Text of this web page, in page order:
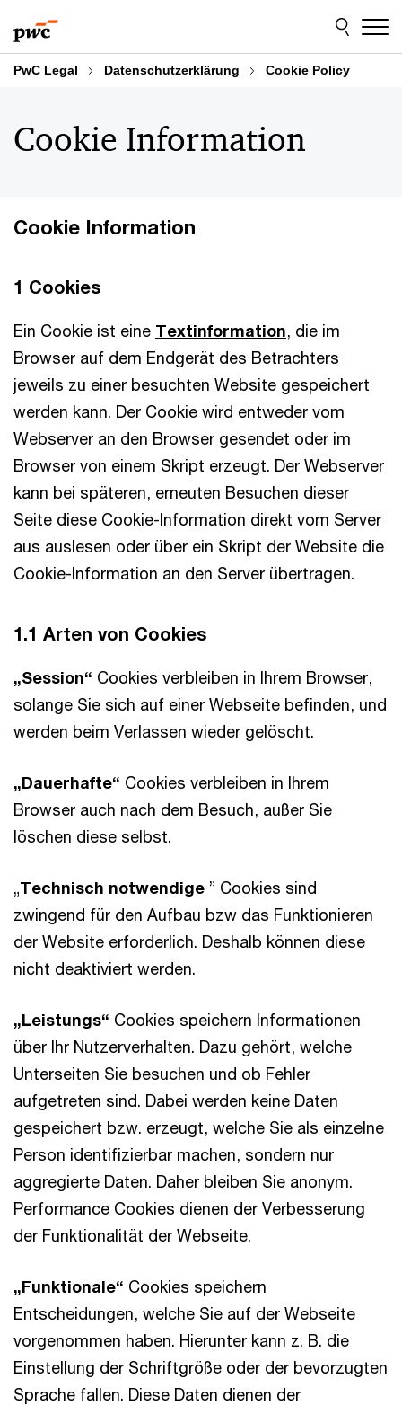
to
content
to
footer
PwC Legal Datenschutzerklärung Cookie Policy
Cookie Information
Cookie Information
1 Cookies
Ein Cookie ist eine Textinformation, die im
Browser auf dem Endgerät des Betrachters
jeweils zu einer besuchten Website gespeichert
werden kann. Der Cookie wird entweder vom
Webserver an den Browser gesendet oder im
Browser von einem Skript erzeugt. Der Webserver
kann bei späteren, erneuten Besuchen dieser
Seite diese Cookie-Information direkt vom Server
aus auslesen oder über ein Skript der Website die
Cookie-Information an den Server übertragen.
1.1 Arten von Cookies
„Session“ Cookies verbleiben in Ihrem Browser,
solange Sie sich auf einer Webseite befinden, und
werden beim Verlassen wieder gelöscht.
„Dauerhafte“ Cookies verbleiben in Ihrem
Browser auch nach dem Besuch, außer Sie
löschen diese selbst.
„Technisch notwendige ” Cookies sind
zwingend für den Aufbau bzw das Funktionieren
der Website erforderlich. Deshalb können diese
nicht deaktiviert werden.
„Leistungs“ Cookies speichern Informationen
über Ihr Nutzerverhalten. Dazu gehört, welche
Unterseiten Sie besuchen und ob Fehler
aufgetreten sind. Dabei werden keine Daten
gespeichert bzw. erzeugt, welche Sie als einzelne
Person identifizierbar machen, sondern nur
aggregierte Daten. Daher bleiben Sie anonym.
Performance Cookies dienen der Verbesserung
der Funktionalität der Webseite.
„Funktionale“ Cookies speichern
Entscheidungen, welche Sie auf der Webseite
vorgenommen haben. Hierunter kann z. B. die
Einstellung der Schriftgröße oder der bevorzugten
Sprache fallen. Diese Daten dienen der